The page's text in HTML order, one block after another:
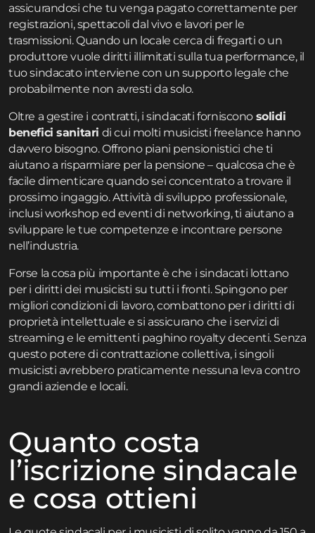
assicurandosi che tu venga pagato correttamente per
registrazioni, spettacoli dal vivo e lavori per le
trasmissioni. Quando un locale cerca di fregarti o un
produttore vuole diritti illimitati sulla tua performance, il
tuo sindacato interviene con un supporto legale che
probabilmente non avresti da solo.
Oltre a gestire i contratti, i sindacati forniscono solidi
benefici sanitari di cui molti musicisti freelance hanno
davvero bisogno. Offrono piani pensionistici che ti
aiutano a risparmiare per la pensione – qualcosa che è
facile dimenticare quando sei concentrato a trovare il
prossimo ingaggio. Attività di sviluppo professionale,
inclusi workshop ed eventi di networking, ti aiutano a
sviluppare le tue competenze e incontrare persone
nell’industria.
Forse la cosa più importante è che i sindacati lottano
per i diritti dei musicisti su tutti i fronti. Spingono per
migliori condizioni di lavoro, combattono per i diritti di
proprietà intellettuale e si assicurano che i servizi di
streaming e le emittenti paghino royalty decenti. Senza
questo potere di contrattazione collettiva, i singoli
musicisti avrebbero praticamente nessuna leva contro
grandi aziende e locali.
Quanto costa
l’iscrizione sindacale
e cosa ottieni